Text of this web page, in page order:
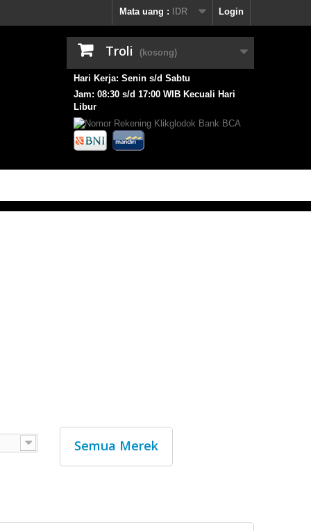
Login
Mata uang : IDR
Troli (kosong)
Hari Kerja: Senin s/d Sabtu
Jam: 08:30 s/d 17:00 WIB Kecuali Hari
Libur
Semua Merek